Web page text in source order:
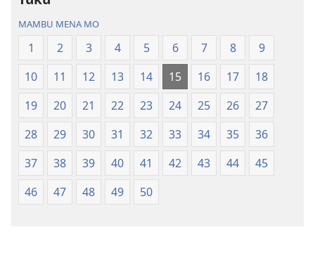
MAMBU MENA MO
1 2 3 4 5 6 7 8
9
10
11 12 13 14 15 16 17
18
19
20 21 22 23 24 25 26
27
28
29 30 31 32 33 34 35
36
37
38 39 40 41 42 43 44
45
46
47 48 49 50